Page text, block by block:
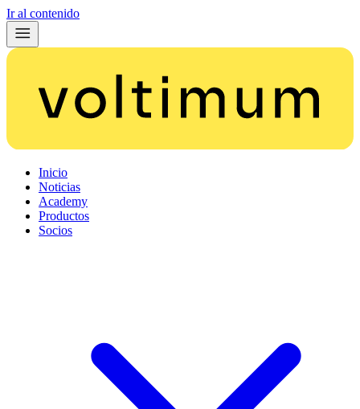
Ir al contenido
Inicio
Noticias
Academy
Productos
Socios